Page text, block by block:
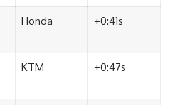
Honda +0:41s
KTM +0:47s